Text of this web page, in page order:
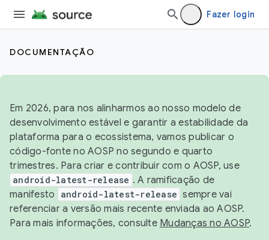
Fazer login
DOCUMENTAÇÃO
Em 2026, para nos alinharmos ao nosso modelo de
desenvolvimento estável e garantir a estabilidade da
plataforma para o ecossistema, vamos publicar o
código-fonte no AOSP no segundo e quarto
trimestres. Para criar e contribuir com o AOSP, use
android-latest-release . A ramificação de
manifesto
android-latest-release sempre vai
referenciar a versão mais recente enviada ao AOSP.
Para mais informações, consulte Mudanças no AOSP.